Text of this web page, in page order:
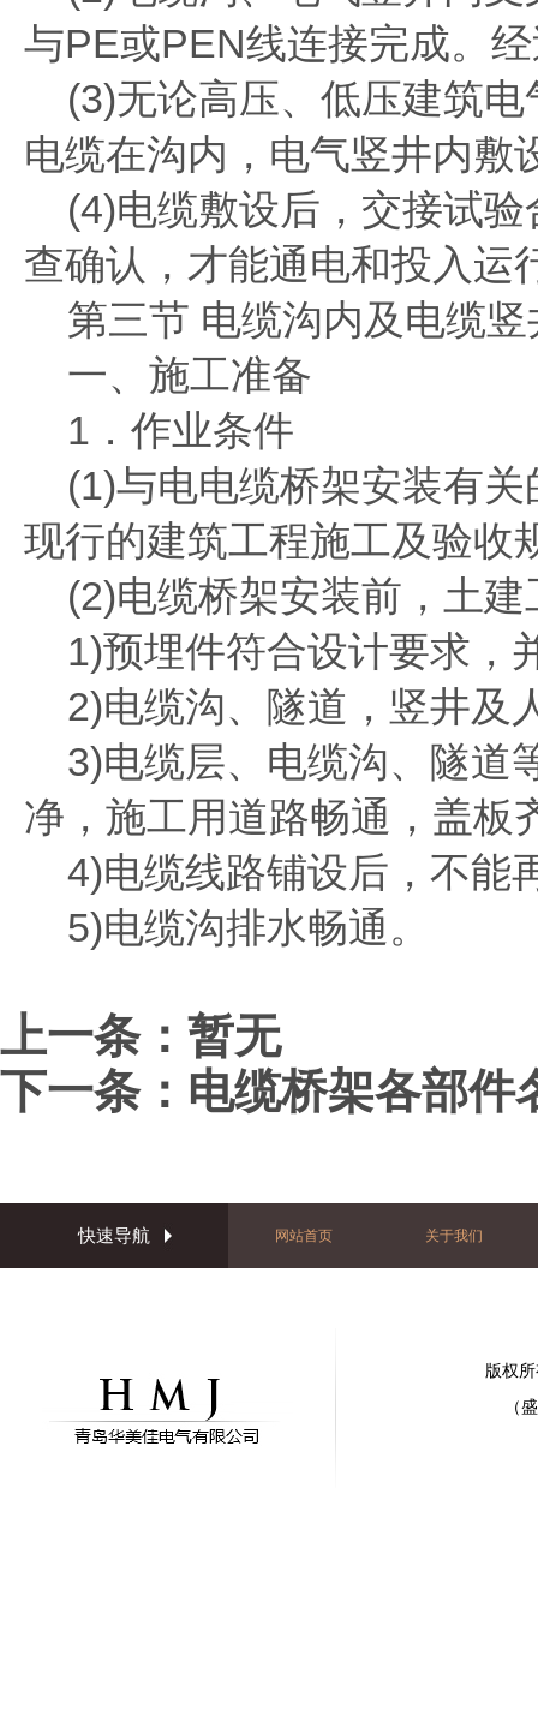
与PE或PEN线连接完成。
(3)无论高压、低压建筑电
电缆在沟内，电气竖井内敷
(4)电缆敷设后，交接试验
查确认，才能通电和投入运
第三节 电缆沟内及电缆竖
一、施工准备
1．作业条件
(1)与电电缆桥架安装有关
现行的建筑工程施工及验收
(2)电缆桥架安装前，土建
1)预埋件符合设计要求，
2)电缆沟、隧道，竖井及
3)电缆层、电缆沟、隧道
净，施工用道路畅通，盖板
4)电缆线路铺设后，不能
5)电缆沟排水畅通。
上一条：暂无
下一条： 电缆桥架各部件
快速导航 网站首页 关于我们
版权
（